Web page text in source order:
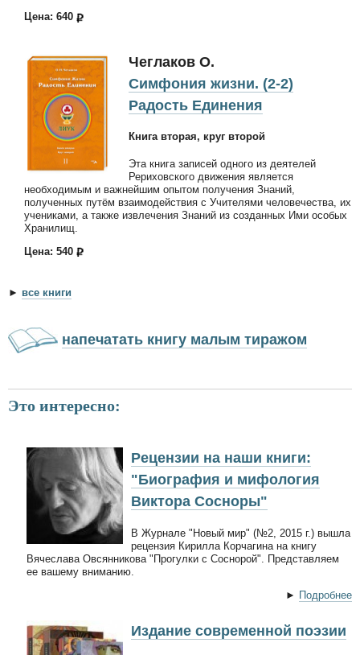
Цена: 640
Чеглаков О.
Симфония жизни. (2-2)
Радость Единения
Книга вторая, круг второй
Эта книга записей одного из деятелей
Рериховского движения является
необходимым и важнейшим опытом получения Знаний,
полученных путём взаимодействия с Учителями человечества, их
учениками, а также извлечения Знаний из созданных Ими особых
Хранилищ.
Цена: 540
► все книги
напечатать книгу малым тиражом
Это интересно:
Рецензии на наши книги:
"Биография и мифология
Виктора Сосноры"
В Журнале "Новый мир" (№2, 2015 г.) вышла
рецензия Кирилла Корчагина на книгу
Вячеслава Овсянникова "Прогулки с Соснорой". Представляем
ее вашему вниманию.
► Подробнее
Издание современной поэзии